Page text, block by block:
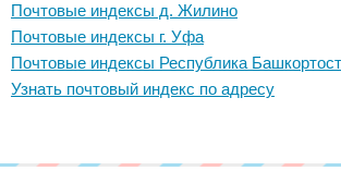
Почтовые индексы д. Жилино
Почтовые индексы г. Уфа
Почтовые индексы Республика
Узнать почтовый индекс по адресу